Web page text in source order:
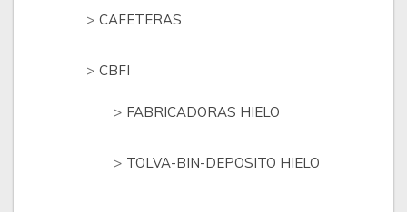
CAFETERAS
CBFI
FABRICADORAS HIELO
TOLVA-BIN-DEPOSITO HIELO